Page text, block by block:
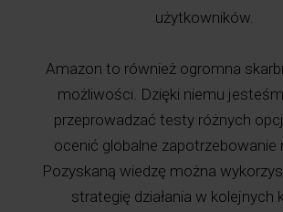
użytkowników.
Amazon to również ogromna
możliwości. Dzięki niemu
przeprowadzać testy różnych
ocenić globalne zapotrzebowanie
Pozyskaną wiedzę można
strategię działania w kolejnych